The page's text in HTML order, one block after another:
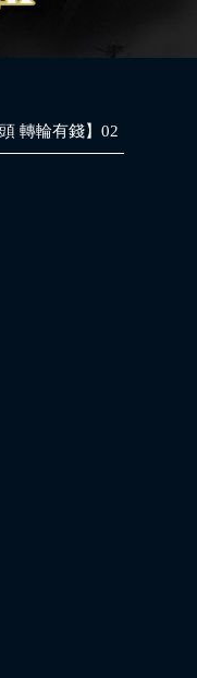
頭 轉輪有錢】02